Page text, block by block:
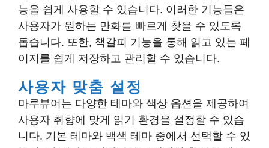
능을 쉽게 사용할 수 있습니다. 이러한 기능들은
사용자가 원하는 만화를 빠르게 찾을 수 있도록
돕습니다. 또한, 책갈피 기능을 통해 읽고 있는 페
이지를 쉽게 저장하고 관리할 수 있습니다.
사용자 맞춤 설정
마루뷰어는 다양한 테마와 색상 옵션을 제공하여
사용자 취향에 맞게 읽기 환경을 설정할 수 있습
니다. 기본 테마와 백색 테마 중에서 선택할 수 있